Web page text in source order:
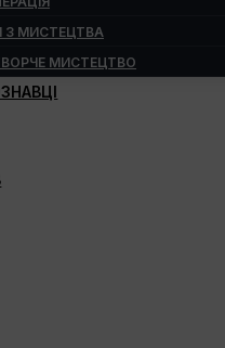
З МИСТЕЦТВА
МИСТЕЦТВО